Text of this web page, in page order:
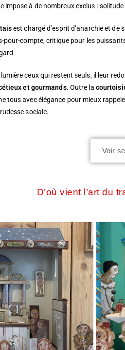
impose à de nombreux exclus :
est chargé d’esprit d’anarchie et de
pour-compte, critique pour les
ceux qui restent seuls, il leur
et gourmands. Outre la
tous avec élégance pour mieux
sociale.
Voir
D’où vient l’art du